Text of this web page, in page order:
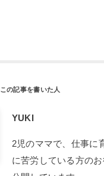
YUKI
2児のママで、仕事に
に苦労している方の